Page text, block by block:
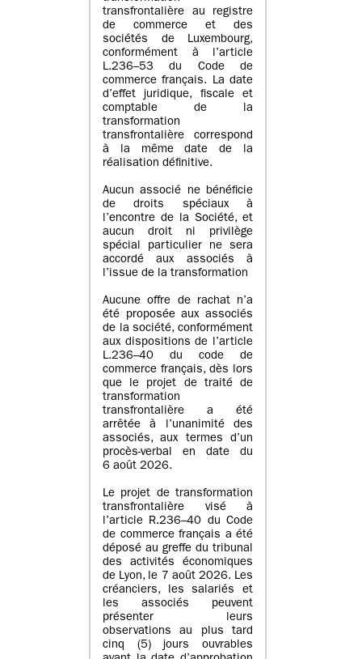
transfrontalière au registre
de commerce et des
sociétés de Luxembourg,
conformément à l’article
L.236–53 du Code de
commerce français. La date
d’effet juridique, fiscale et
comptable de la
transformation
transfrontalière correspond
à la même date de la
réalisation définitive.
Aucun associé ne bénéficie
de droits spéciaux à
l’encontre de la Société, et
aucun droit ni privilège
spécial particulier ne sera
accordé aux associés à
l’issue de la transformation
Aucune offre de rachat n’a
été proposée aux associés
de la société, conformément
aux dispositions de l’article
L.236–40 du code de
commerce français, dès lors
que le projet de traité de
transformation
transfrontalière a été
arrêtée à l’unanimité des
associés, aux termes d’un
procès-verbal en date du
6 août 2026.
Le projet de transformation
transfrontalière visé à
l’article R.236–40 du Code
de commerce français a été
déposé au greffe du tribunal
des activités économiques
de Lyon, le 7 août 2026. Les
créanciers, les salariés et
les associés peuvent
présenter leurs
observations au plus tard
cinq (5) jours ouvrables